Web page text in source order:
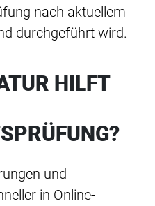
nach aktuellem
durchgeführt wird.
HILFT
und
in Online-